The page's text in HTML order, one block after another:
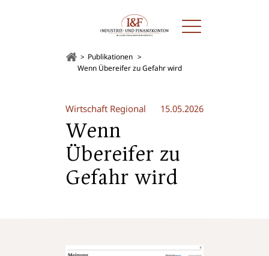
Publikationen
Wenn Übereifer zu Gefahr wird
Wirtschaft Regional 15.05.2026
Wenn
Übereifer zu
Gefahr wird